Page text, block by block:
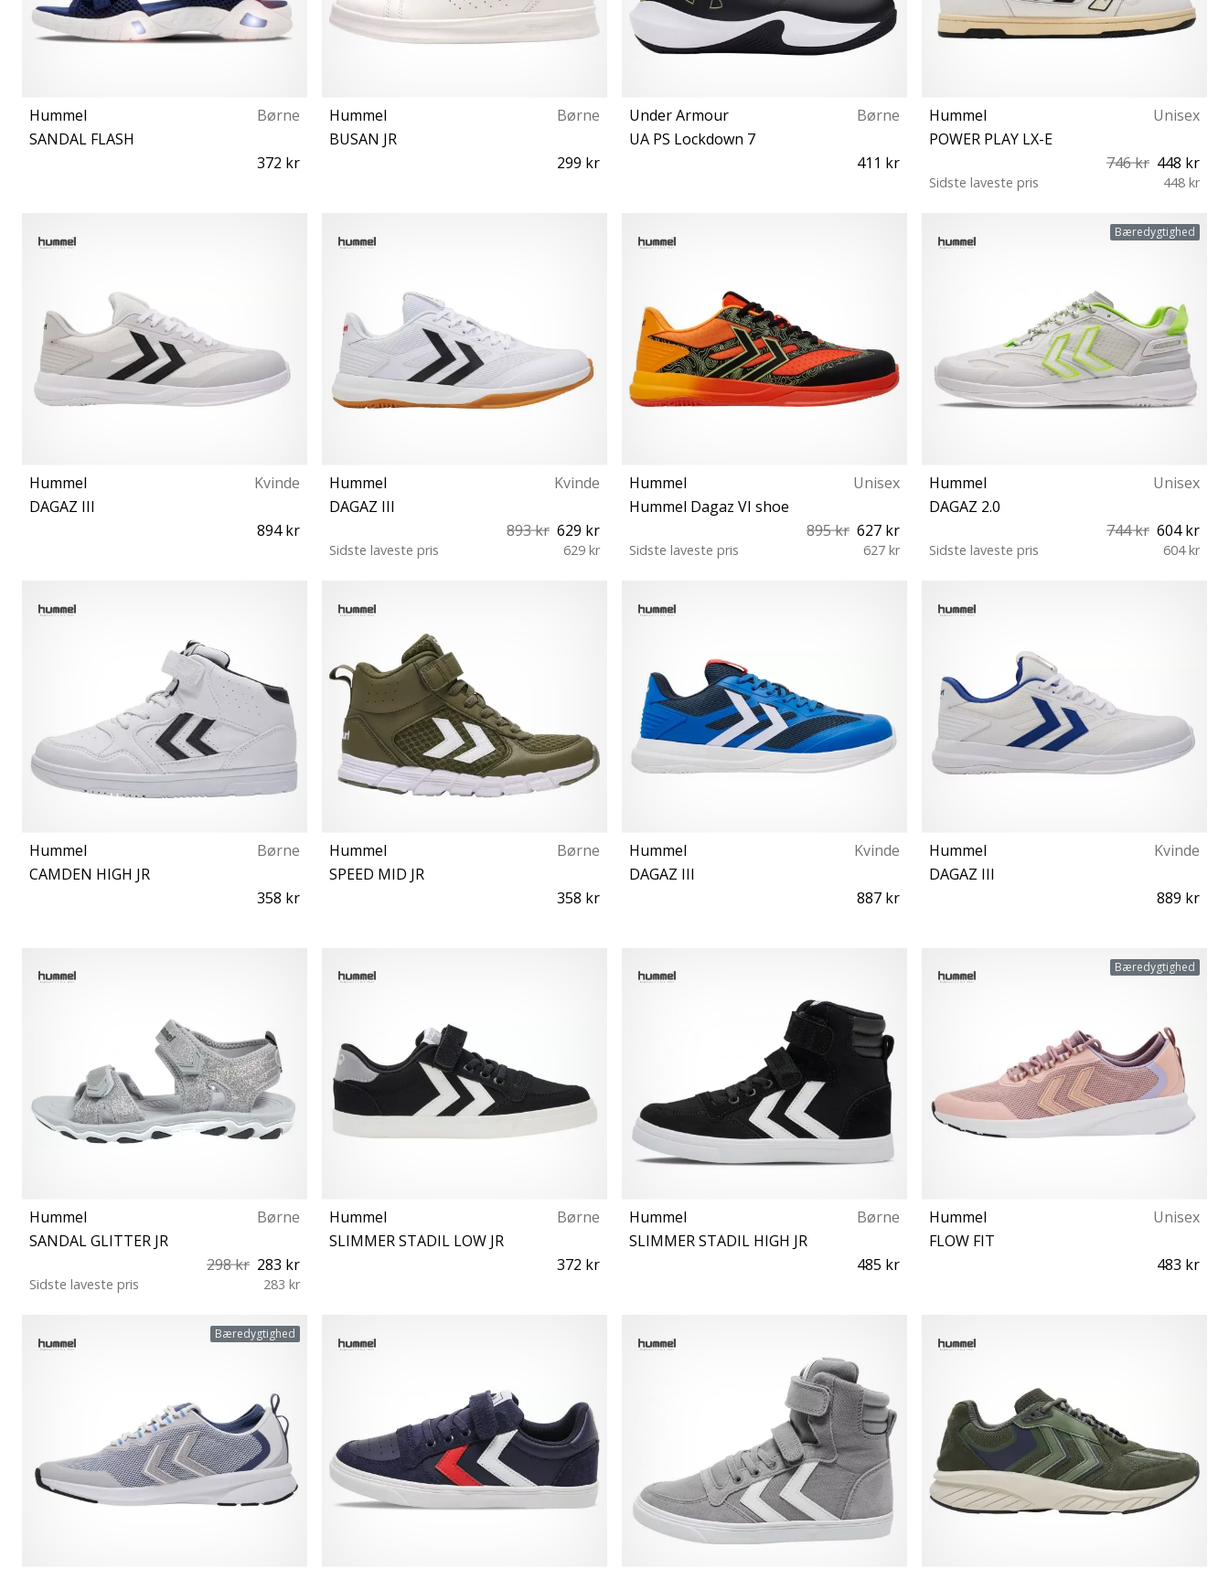
Hummel
Børne
SANDAL FLASH
372 kr
Hummel
Børne
BUSAN JR
299 kr
Under Armour
Børne
UA PS Lockdown 7
411 kr
Hummel
Unisex
POWER PLAY LX-E
746 kr 448 kr
Sidste laveste pris 448 kr
Hummel
Kvinde
DAGAZ III
894 kr
Hummel
Kvinde
DAGAZ III
893 kr 629 kr
Sidste laveste pris 629 kr
Hummel
Unisex
Hummel Dagaz VI shoe
895 kr 627 kr
Sidste laveste pris 627 kr
Bæredygtighed
Hummel
Unisex
DAGAZ 2.0
744 kr 604 kr
Sidste laveste pris 604 kr
Hummel
Børne
CAMDEN HIGH JR
358 kr
Hummel
Børne
SPEED MID JR
358 kr
Hummel
Kvinde
DAGAZ III
887 kr
Hummel
Kvinde
DAGAZ III
889 kr
Hummel
Børne
SANDAL GLITTER JR
298 kr 283 kr
Sidste laveste pris 283 kr
Hummel
Børne
SLIMMER STADIL LOW JR
372 kr
Hummel
Børne
SLIMMER STADIL HIGH JR
485 kr
Bæredygtighed
Hummel
Unisex
FLOW FIT
483 kr
Bæredygtighed